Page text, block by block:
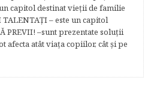
capitol destinat vieţii de familie
– este un capitol
PREVII! –sunt prezentate soluţii
afecta atât viaţa copiilor, cât şi pe